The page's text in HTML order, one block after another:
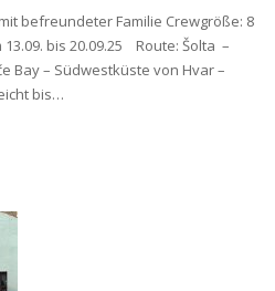
befreundeter Familie Crewgröße: 8
bis 20.09.25 Route: Šolta –
Bay – Südwestküste von Hvar –
bis…